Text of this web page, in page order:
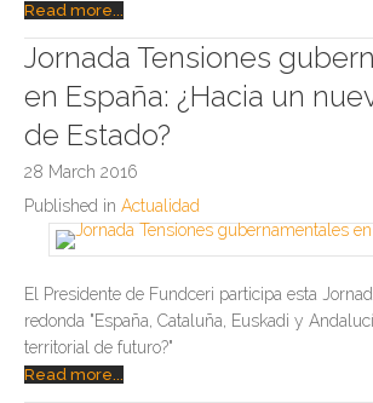
Read more...
Jornada Tensiones
en España: ¿Hacia un
de Estado?
28 March 2016
Published in Actualidad
El Presidente de Fundceri participa esta
redonda "España, Cataluña, Euskadi y
territorial de futuro?"
Read more...